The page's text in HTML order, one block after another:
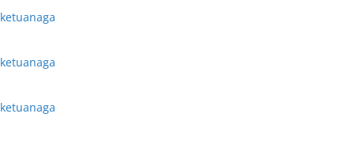
ketuanaga
ketuanaga
ketuanaga